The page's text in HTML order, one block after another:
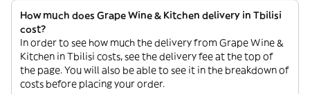
How much does Grape Wine & Kitchen delivery in Tbilisi
cost?
In order to see how much the delivery from Grape Wine &
Kitchen in Tbilisi costs, see the delivery fee at the top of
the page. You will also be able to see it in the breakdown of
costs before placing your order.